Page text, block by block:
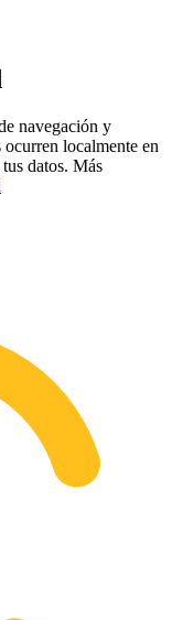
navegación y
localmente en
datos. Más